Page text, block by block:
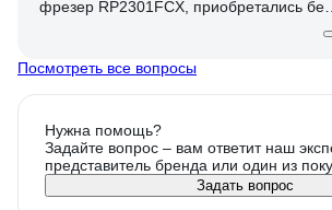
фрезер RP2301FCX, приобретались без
вкладыш, ложемент, так как их можно
приобрести отдельно. Для точного
или артикул от производителя на данные
аксессуары.
Посмотреть все вопросы
Нужна помощь?
Задайте вопрос – вам ответит наш
представитель бренда или один из
Задать вопрос